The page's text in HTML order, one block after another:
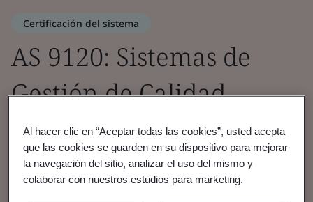
Certificación del sistema
AS 9120: Sistemas de
Gestión de Calidad
Aeroespacial
Garantizamos los más altos estándares para
Al hacer clic en “Aceptar todas las cookies”, usted acepta
que las cookies se guarden en su dispositivo para mejorar
la navegación del sitio, analizar el uso del mismo y
colaborar con nuestros estudios para marketing.